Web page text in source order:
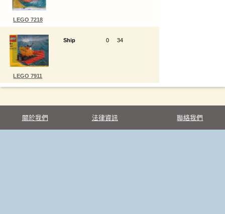
LEGO 7218
LEGO 7911
Ship 0 34
關於我們 法律資訊 聯絡我們